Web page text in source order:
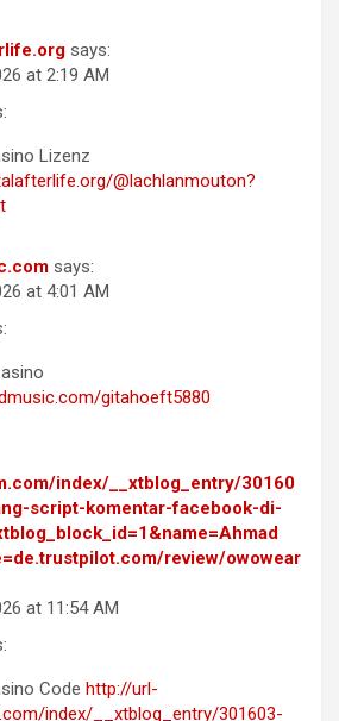
says:
at 2:19 AM
Lizenz
@lachlanmouton?
says:
at 4:01 AM
gitahoeft5880
index/__xtblog_entry/30160
script-komentar-facebook-di-
review/owowear
at 11:54 AM
Code http://url-
index/__xtblog_entry/301603-